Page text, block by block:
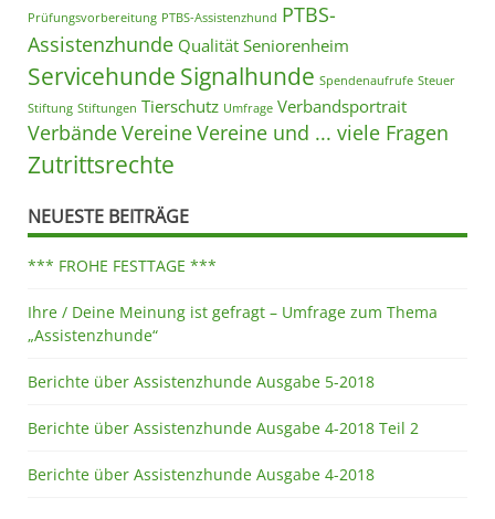
Prüfungsvorbereitung PTBS-Assistenzhund PTBS-
Assistenzhunde Qualität Seniorenheim
Servicehunde Signalhunde Spendenaufrufe Steuer
Stiftung Stiftungen Tierschutz Umfrage Verbandsportrait
VerbändeVereineVereine und ... viele Fragen
Zutrittsrechte
NEUESTE BEITRÄGE
*** FROHE FESTTAGE ***
Ihre / Deine Meinung ist gefragt – Umfrage zum Thema
„Assistenzhunde“
Berichte über Assistenzhunde Ausgabe 5-2018
Berichte über Assistenzhunde Ausgabe 4-2018 Teil 2
Berichte über Assistenzhunde Ausgabe 4-2018